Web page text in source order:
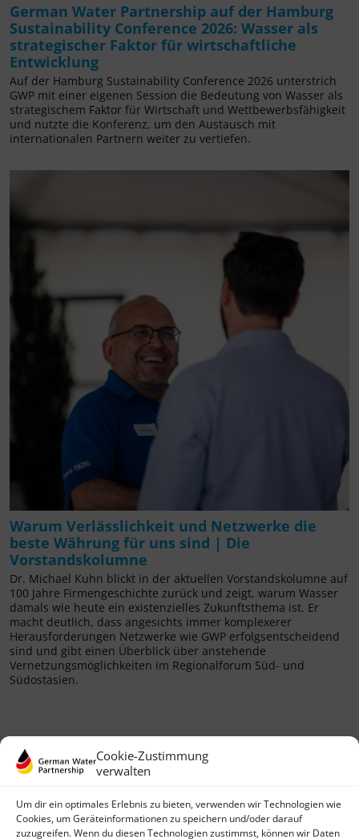
Cookie-Zustimmung
verwalten
Um dir ein optimales Erlebnis zu bieten, verwenden wir Technologien wie
Cookies, um Geräteinformationen zu speichern und/oder darauf
zuzugreifen. Wenn du diesen Technologien zustimmst, können wir Daten
German Water Partnership auf der Hamburg
Sustainability Conference 2026: Wasser als
strategischer Faktor für wirtschaftliche
Entwicklung
Auf der Hamburg Sustainability Conference 2026 unterstrich
GWP mit einer eigenen Session die Bedeutung von Wasser als
strategischem Faktor für Wirtschaft und Wettbewerbsfähigkeit
und nutzte die Konferenz, um den Austausch mit
internationalen Partnern weiter zu vertiefen.
Warum Verlässlichkeit und Netzwerke die
beste Währung für uns sind | Die
Vorstandskolumne
Dr. Michael Kuhn blickt in der aktuellen Vorstandskolumne auf
100 Jahre Firmengeschichte zurück und zeigt, warum Wasser
damals wie heute ein existenzielles Zukunftsthema ist. Er
macht deutlich, dass angesichts immer komplexerer
Herausforderungen Netzwerke wie GWP erfolgsentscheidend
sind und gibt einen Überblick über anstehende
Vernetzungsmöglichkeiten im Regionalforum Süd- und
Südostasien.